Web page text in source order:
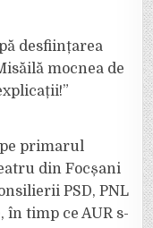
desființarea
mocnea de
primarul
din Focșani
PSD, PNL
în timp ce AUR s-